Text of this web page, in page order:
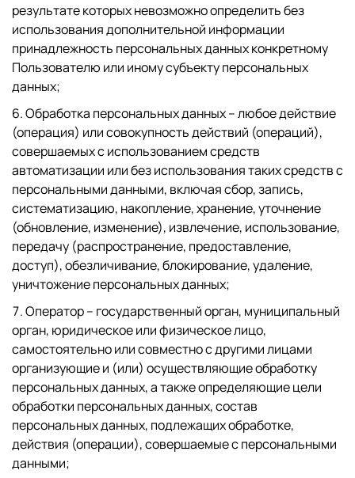
результате которых невозможно определить без
использования дополнительной информации
принадлежность персональных данных конкретному
Пользователю или иному субъекту персональных
данных;
Обработка персональных данных – любое действие
(операция) или совокупность действий (операций),
совершаемых с использованием средств
автоматизации или без использования таких средств с
персональными данными, включая сбор, запись,
систематизацию, накопление, хранение, уточнение
(обновление, изменение), извлечение, использование,
передачу (распространение, предоставление,
доступ), обезличивание, блокирование, удаление,
уничтожение персональных данных;
Оператор – государственный орган, муниципальный
орган, юридическое или физическое лицо,
самостоятельно или совместно с другими лицами
организующие и (или) осуществляющие обработку
персональных данных, а также определяющие цели
обработки персональных данных, состав
персональных данных, подлежащих обработке,
действия (операции), совершаемые с персональными
данными;